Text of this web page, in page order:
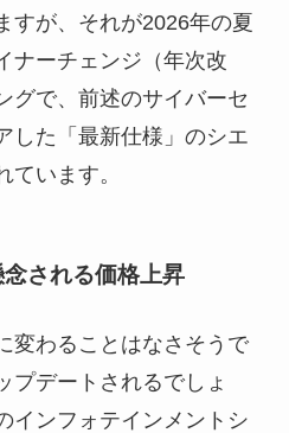
すが、それが2026年の夏
ナーチェンジ（年次改
グで、前述のサイバーセ
した「最新仕様」のシエ
ています。
される価格上昇
変わることはなさそうで
プデートされるでしょ
インフォテインメントシ